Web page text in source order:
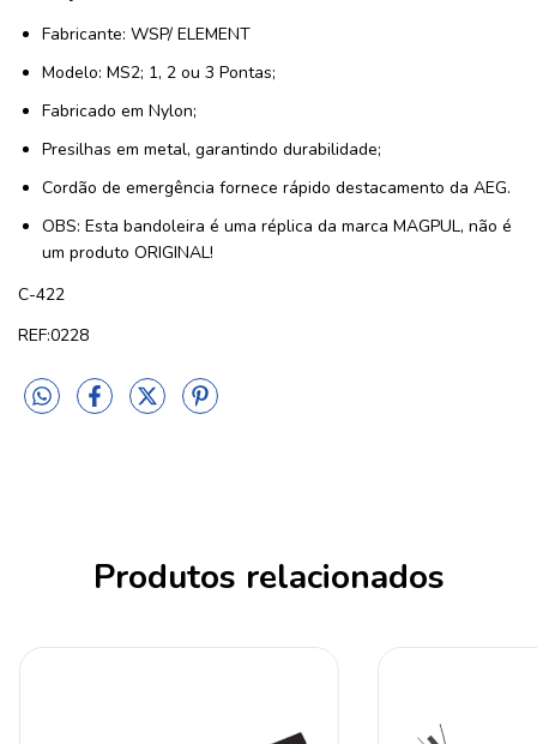
Fabricante: WSP/ ELEMENT
Modelo: MS2; 1, 2 ou 3 Pontas;
Fabricado em Nylon;
Presilhas em metal, garantindo durabilidade;
Cordão de emergência fornece rápido destacamento da AEG.
OBS: Esta bandoleira é uma réplica da marca MAGPUL, não é
um produto ORIGINAL!
C-422
REF:0228
Produtos relacionados